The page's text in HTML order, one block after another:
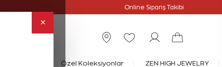
×
Online Sipariş Takibi
Yüzük Özel Koleksiyonlar ZEN HIGH JEWELRY